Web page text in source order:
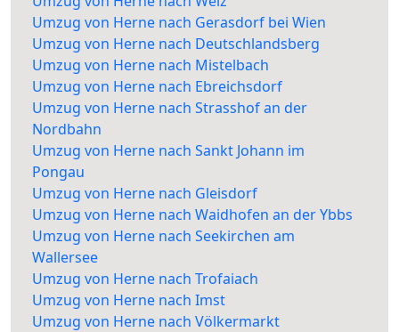
Umzug von Herne nach Gerasdorf bei Wien
Umzug von Herne nach Deutschlandsberg
Umzug von Herne nach Mistelbach
Umzug von Herne nach Ebreichsdorf
Umzug von Herne nach Strasshof an der
Nordbahn
Umzug von Herne nach Sankt Johann im
Pongau
Umzug von Herne nach Gleisdorf
Umzug von Herne nach Waidhofen an der Ybbs
Umzug von Herne nach Seekirchen am
Wallersee
Umzug von Herne nach Trofaiach
Umzug von Herne nach Imst
Umzug von Herne nach Völkermarkt